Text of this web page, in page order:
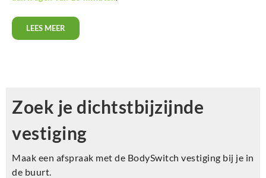
LEES MEER
Zoek je dichtstbijzijnde
vestiging
Maak een afspraak met de BodySwitch vestiging bij je in
de buurt.